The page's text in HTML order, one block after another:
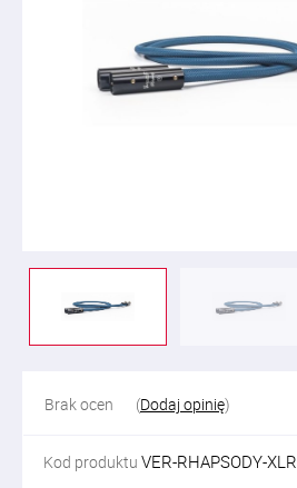
Brak ocen (Dodaj opinię)
Kod produktu VER-RHAPSODY-XLR